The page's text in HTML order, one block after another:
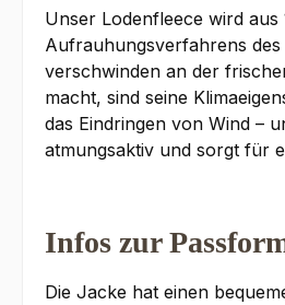
Unser Lodenfleece wird
Aufrauhungsverfahrens
verschwinden an der
macht, sind seine
das Eindringen von Wind –
atmungsaktiv und sorgt für
Infos zur
Die Jacke hat einen